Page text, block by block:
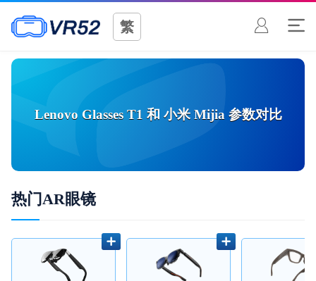
繁
Lenovo Glasses T1 和 小米 Mijia 参数对比
热门AR眼镜